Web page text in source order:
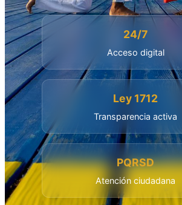
24/7
Acceso digital
Ley 1712
Transparencia activa
PQRSD
Atención ciudadana